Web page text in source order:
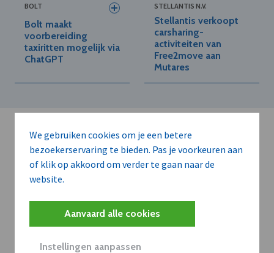
We gebruiken cookies om je een betere
bezoekerservaring te bieden. Pas je voorkeuren aan
of klik op akkoord om verder te gaan naar de
website.
Aanvaard alle cookies
Instellingen aanpassen
BOLT
Bolt maakt
voorbereiding
taxiritten mogelijk via
ChatGPT
STELLANTIS N.V.
Stellantis verkoopt
carsharing-
activiteiten van
Free2move aan
Mutares
van een
abonnement...